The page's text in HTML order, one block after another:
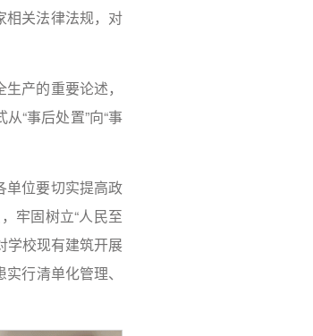
相关法律法规，对
产的重要论述，
“事后处置”向“事
单位要切实提高政
牢固树立“人民至
学校现有建筑开展
行清单化管理、